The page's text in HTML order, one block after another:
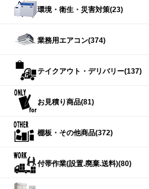
環境・衛生・災害対策(23)
業務用エアコン(374)
テイクアウト・デリバリー(137)
お見積り商品(81)
棚板・その他商品(372)
付帯作業(設置.廃棄.送料)(80)